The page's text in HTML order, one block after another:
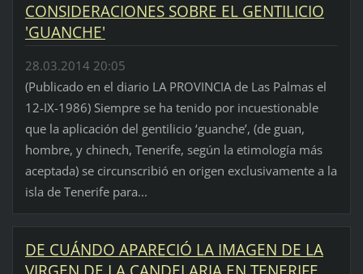
CONSIDERACIONES SOBRE EL GENTILICIO
'GUANCHE'
28.03.2014 20:05
(Publicado en el diario LA PROVINCIA de Las Palmas el
12-IX-1986) Siempre se ha tenido por incuestionable
que la aplicación del gentilicio ‘guanche’, (de guan,
hombre, y chinech, Tenerife, según la etimología más
aceptada) se circunscribió en origen exclusivamente a la
isla de Tenerife para...
DE CUÁNDO APARECIÓ LA IMAGEN DE LA